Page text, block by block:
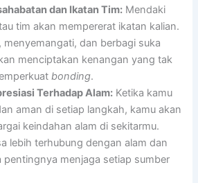
dan Ikatan Tim: Mendaki
tim akan mempererat ikatan kalian.
menyemangati, dan berbagi suka
menciptakan kenangan yang tak
bonding.
Terhadap Alam: Ketika kamu
aman di setiap langkah, kamu akan
keindahan alam di sekitarmu.
lebih terhubung dengan alam dan
pentingnya menjaga setiap sumber